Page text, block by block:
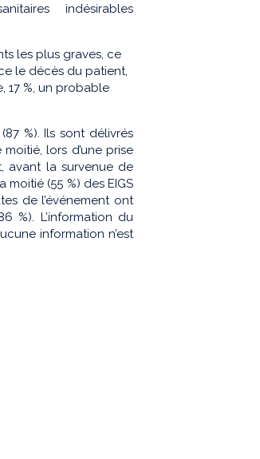
indésirables
les plus graves, ce
le décès du patient,
17 %, un probable
%). Ils sont délivrés
lors d’une prise
avant la survenue de
(55 %) des EIGS
de l’événement ont
%). L’information du
information n’est